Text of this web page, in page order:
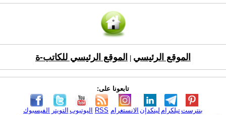
الموقع الرئيسي الموقع الرئيسي للكاتب-ة
تابعونا على:
الفيسبوك التويتر اليوتيوب RSS الانستغرام لينكدإن تيلكرامبنترست